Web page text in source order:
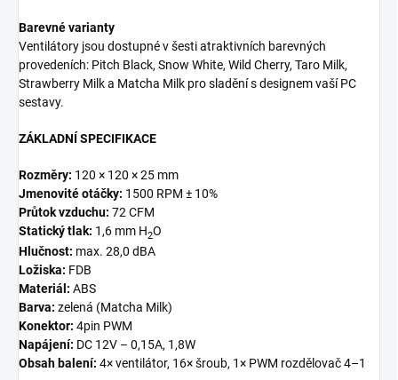
Barevné varianty
Ventilátory jsou dostupné v šesti atraktivních barevných
provedeních: Pitch Black, Snow White, Wild Cherry, Taro Milk,
Strawberry Milk a Matcha Milk pro sladění s designem vaší PC
sestavy.
ZÁKLADNÍ SPECIFIKACE
Rozměry: 120 × 120 × 25 mm
Jmenovité otáčky: 1500 RPM ± 10%
Průtok vzduchu: 72 CFM
Statický tlak: 1,6 mm H2O
Hlučnost: max. 28,0 dBA
Ložiska: FDB
Materiál: ABS
Barva: zelená (Matcha Milk)
Konektor: 4pin PWM
Napájení: DC 12V – 0,15A, 1,8W
Obsah balení: 4× ventilátor, 16× šroub, 1× PWM rozdělovač 4–1